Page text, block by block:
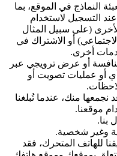
النماذج في الموقع، بما
عند التسجيل لاستخدام
(على سبيل المثال
أو الاشتراك في
أخرى.
منافسة أو عرض ترويجي عبر
أو عمليات تصويت أو
نجمعها منك، عندما تُبلغنا
موقعنا.
بنا.
وغير شخصية.
للهاتف المتحرك، فقد